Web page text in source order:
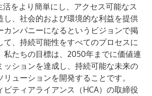
活をより簡単にし、アクセス可能なス
し、社会的および環境的な利益を提供
カンパニーになるというビジョンで掲
て、持続可能性をすべてのプロセスに
私たちの目標は、2050年までに価値連
ッションを達成し、持続可能な未来の
ューションを開発することです。
ビティアライアンス（HCA）の取締役